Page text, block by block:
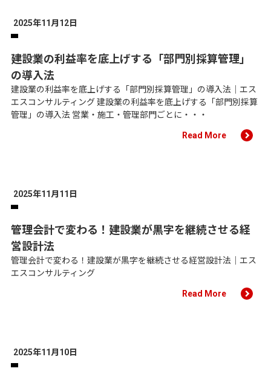
2025年11月12日
建設業の利益率を底上げする「部門別採算管理」
の導入法
建設業の利益率を底上げする「部門別採算管理」の導入法｜エス
エスコンサルティング 建設業の利益率を底上げする「部門別採算
管理」の導入法 営業・施工・管理部門ごとに・・・
Read More
2025年11月11日
管理会計で変わる！建設業が黒字を継続させる経
営設計法
管理会計で変わる！建設業が黒字を継続させる経営設計法｜エス
エスコンサルティング
Read More
2025年11月10日